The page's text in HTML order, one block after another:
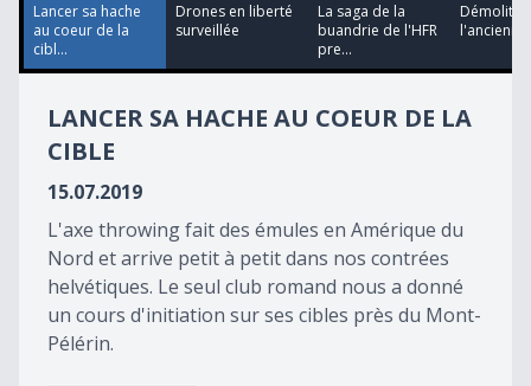
Lancer sa hache
au coeur de la
cibl...
Drones en liberté
surveillée
La saga de la
buandrie de l'HFR
pre...
LANCER SA HACHE AU COEUR DE LA
CIBLE
15.07.2019
L'axe throwing fait des émules en Amérique du
Nord et arrive petit à petit dans nos contrées
helvétiques. Le seul club romand nous a donné
un cours d'initiation sur ses cibles près du Mont-
Pélérin.